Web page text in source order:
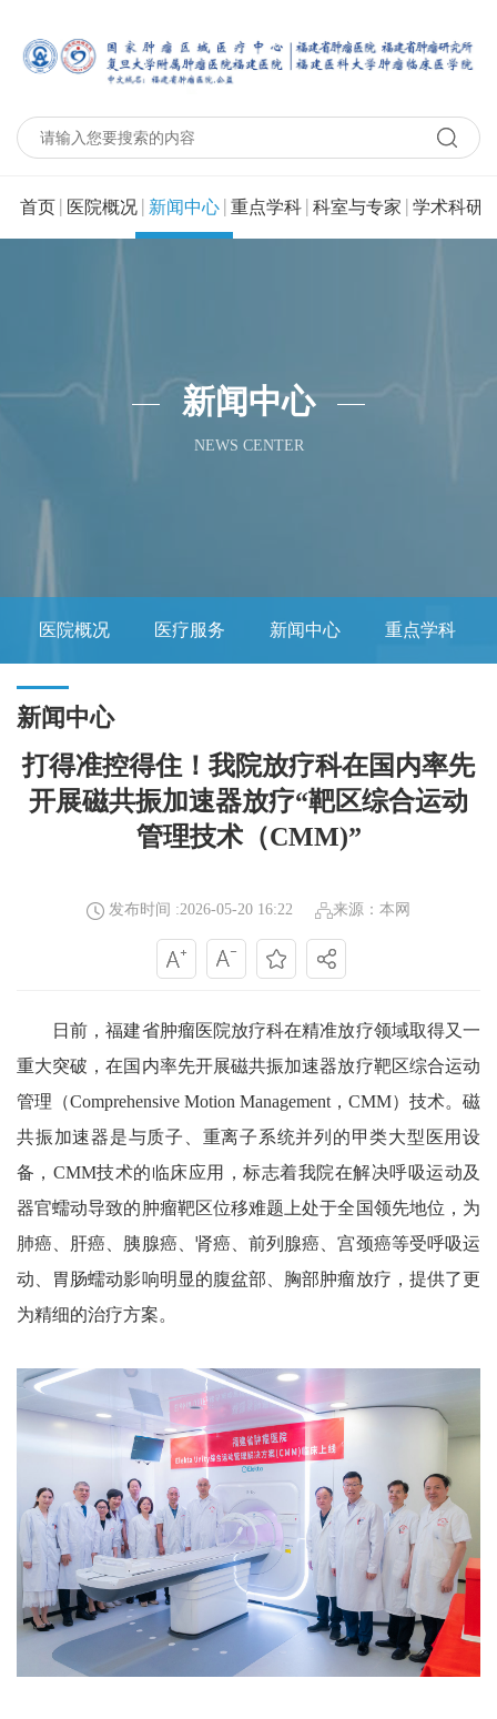
首页 | 医院概况 | 新闻中心 | 重点学科 | 科室与专家 | 学术科研
新闻中心
NEWS CENTER
医院概况 医疗服务 新闻中心 重点学科
新闻中心
打得准控得住！我院放疗科在国内率先
开展磁共振加速器放疗“靶区综合运动
管理技术（CMM)”
发布时间 :2026-05-20 16:22 来源：本网
日前，福建省肿瘤医院放疗科在精准放疗领域取得又一
重大突破，在国内率先开展磁共振加速器放疗靶区综合运动
管理（Comprehensive Motion Management，CMM）技术。磁
共振加速器是与质子、重离子系统并列的甲类大型医用设
备，CMM技术的临床应用，标志着我院在解决呼吸运动及
器官蠕动导致的肿瘤靶区位移难题上处于全国领先地位，为
肺癌、肝癌、胰腺癌、肾癌、前列腺癌、宫颈癌等受呼吸运
动、胃肠蠕动影响明显的腹盆部、胸部肿瘤放疗，提供了更
为精细的治疗方案。